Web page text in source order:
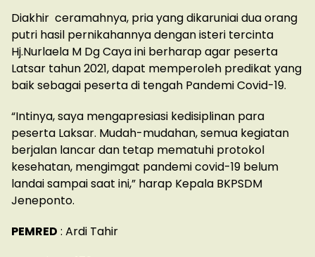
Diakhir ceramahnya, pria yang dikaruniai dua orang
putri hasil pernikahannya dengan isteri tercinta
Hj.Nurlaela M Dg Caya ini berharap agar peserta
Latsar tahun 2021, dapat memperoleh predikat yang
baik sebagai peserta di tengah Pandemi Covid-19.
“Intinya, saya mengapresiasi kedisiplinan para
peserta Laksar. Mudah-mudahan, semua kegiatan
berjalan lancar dan tetap mematuhi protokol
kesehatan, mengimgat pandemi covid-19 belum
landai sampai saat ini,” harap Kepala BKPSDM
Jeneponto.
PEMRED : Ardi Tahir